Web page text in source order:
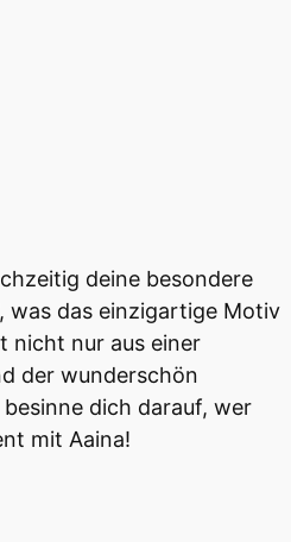
deine besondere
was das einzigartige Motiv
nicht nur aus einer
der wunderschön
dich darauf, wer
mit Aaina!